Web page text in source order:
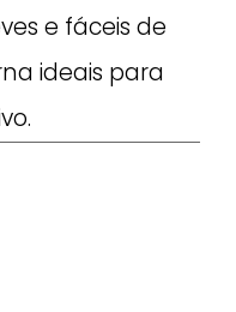
e fáceis de
ideais para